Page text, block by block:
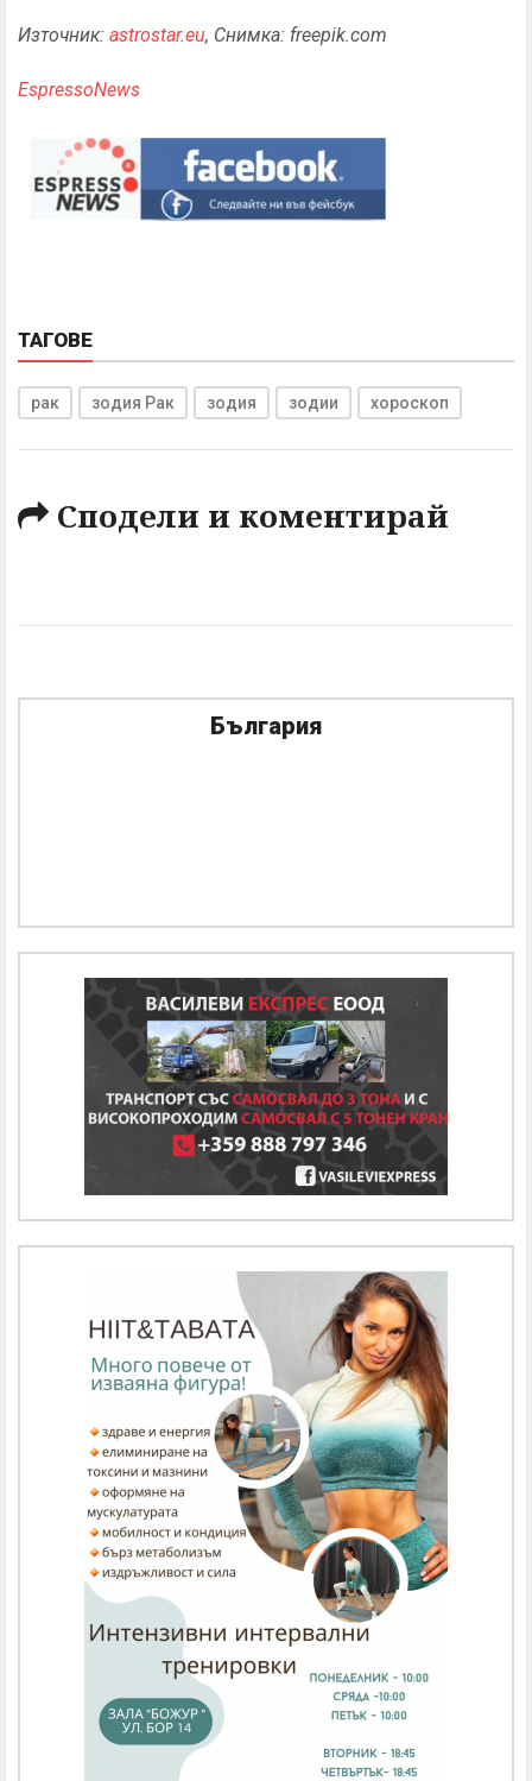
Източник: astrostar.eu, Снимка: freepik.com
EspressoNews
ТАГОВЕ
рак зодия Рак зодия зодии хороскоп
Сподели и коментирай
България